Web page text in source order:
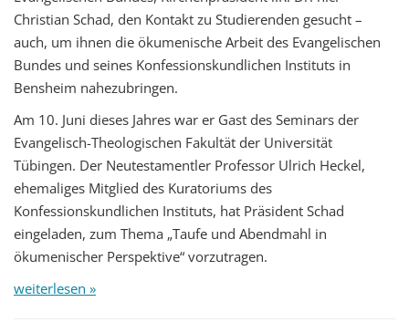
Christian Schad, den Kontakt zu Studierenden gesucht –
auch, um ihnen die ökumenische Arbeit des Evangelischen
Bundes und seines Konfessionskundlichen Instituts in
Bensheim nahezubringen.
Am 10. Juni dieses Jahres war er Gast des Seminars der
Evangelisch-Theologischen Fakultät der Universität
Tübingen. Der Neutestamentler Professor Ulrich Heckel,
ehemaliges Mitglied des Kuratoriums des
Konfessionskundlichen Instituts, hat Präsident Schad
eingeladen, zum Thema „Taufe und Abendmahl in
ökumenischer Perspektive“ vorzutragen.
weiterlesen »